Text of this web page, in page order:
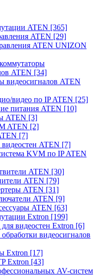
ATEN [365]
ATEN [29]
ATEN UNIZON
ATEN [34]
видеосигналов ATEN
видео по IP ATEN [25]
питания ATEN [10]
ATEN [3]
ATEN [2]
[7]
ATEN [7]
KVM по IP ATEN
ATEN [30]
ATEN [79]
ATEN [31]
ATEN [9]
ATEN [63]
Extron [199]
видеостен Extron [6]
видеосигналов
Extron [17]
Extron [43]
AV-систем